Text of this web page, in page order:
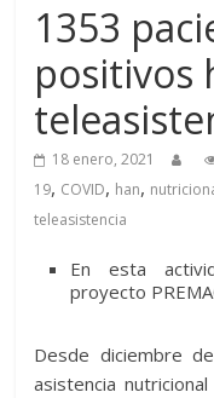
1353
positivos
18 enero, 2021
19, COVID, han,
teleasistencia
En esta
proyecto
Desde diciembre
asistencia